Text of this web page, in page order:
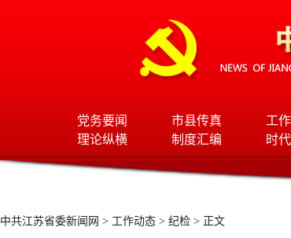
党务要闻 市县传真 工
理论纵横
制度汇编 时
中共江苏省委新闻网 > 工作动态 > 纪检 > 正文